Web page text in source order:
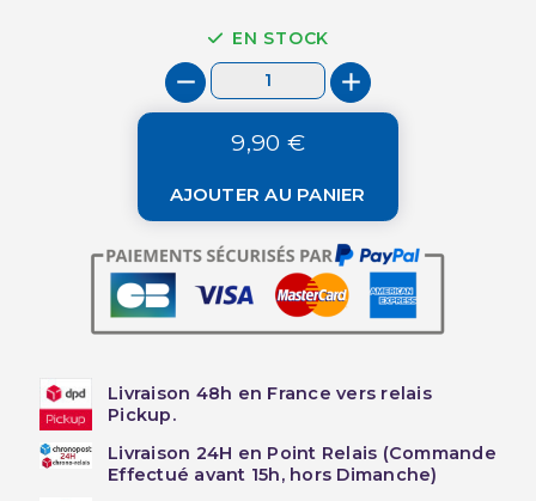
EN STOCK
9,90 €
AJOUTER AU PANIER
Livraison 48h en France vers relais
Pickup.
Livraison 24H en Point Relais (Commande
Effectué avant 15h, hors Dimanche)